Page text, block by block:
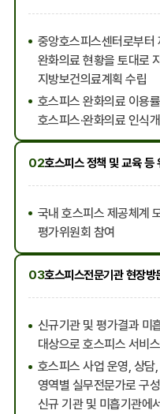
중앙호스피스센터로부터
완화의료 현황을 토대로
지방보건의료계획 수립
호스피스 완화의료 이용
호스피스·완화의료 인식
02호스피스 정책 및 교육 등
국내 호스피스 제공체계
평가위원회 참여
03호스피스전문기관 현장방
신규기관 및 평가결과 미
대상으로 호스피스 서비
호스피스 사업 운영, 상
영역별 실무전문가로 구
신규 기관 및 미흡기관에